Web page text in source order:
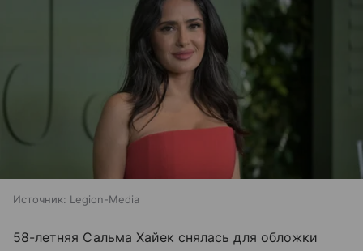
Источник: Legion-Media
58-летняя Сальма Хайек снялась для обложки